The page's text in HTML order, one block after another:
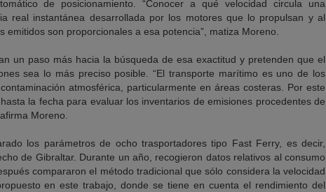
de posicionamiento. “Conocer a qué velocidad circula una
real instantánea desarrollada por los motores que lo propulsan y al
son proporcionales a esa potencia”, matiza Moreno.
un paso más hacia la búsqueda de esa exactitud y pretenden que el
sea lo más preciso posible. “El transporte marítimo es uno de los
atmosférica, particularmente en áreas costeras. Por este
la fecha para evaluar los inventarios de emisiones procedentes de
Moreno.
los parámetros de ocho trasportadores tipo Fast Ferry, es decir,
de Gibraltar. Durante un año, recogieron datos relativos al consumo
compararon el método tradicional que sólo considera la velocidad
en este trabajo, donde se tiene en cuenta el rendimiento del